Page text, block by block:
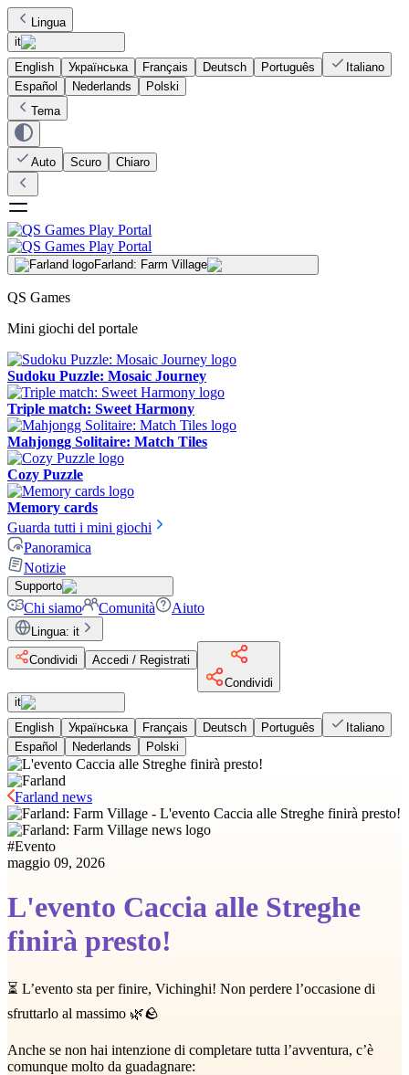
Lingua
it
English
Українська Français Deutsch Português
Italiano
Español
Nederlands
Polski
Tema
Auto Scuro Chiaro
Farland: Farm Village
QS Games
Mini giochi del portale
Sudoku Puzzle: Mosaic Journey
Triple match: Sweet Harmony
Mahjongg Solitaire: Match Tiles
Cozy Puzzle
Memory cards
Guarda tutti i mini giochi
Panoramica
Notizie
Supporto
Chi siamo Comunità Aiuto
Lingua: it
Condividi
Accedi / Registrati
Condividi
it
English
Українська Français Deutsch Português
Italiano
Español
Nederlands Polski
Farland news
#Evento
maggio 09, 2026
L'evento Caccia alle Streghe
finirà presto!
⏳ L’evento sta per finire, Vichinghi! Non perdere l’occasione di
sfruttarlo al massimo 🌿🪨
Anche se non hai intenzione di completare tutta l’avventura, c’è
comunque molto da guadagnare: